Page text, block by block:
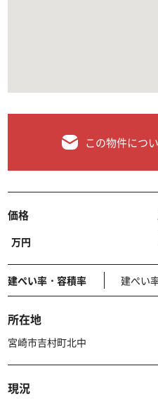
この物件につ
価格
万円
建ぺい率・容積率 建ぺい
所在地
宮崎市吉村町北中
現況